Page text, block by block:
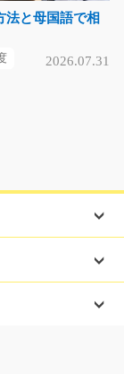
の運搬、入
す！ 採掘さ
法と母国語で相
2026.07.31